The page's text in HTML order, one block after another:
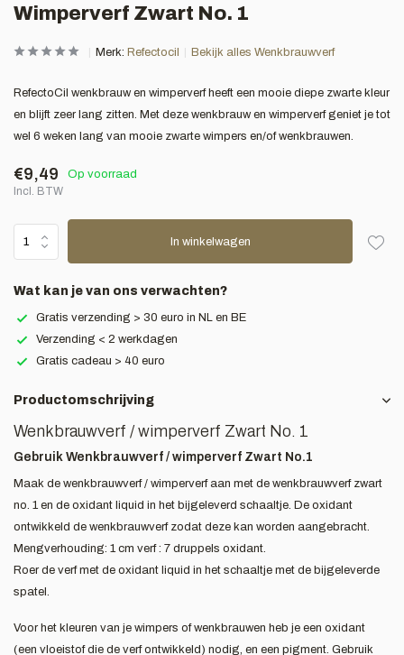
Wimperverf Zwart No. 1
Merk: Refectocil Bekijk alles Wenkbrauwverf
RefectoCil wenkbrauw en wimperverf heeft een mooie diepe zwarte kleur
en blijft zeer lang zitten. Met deze wenkbrauw en wimperverf geniet je tot
wel 6 weken lang van mooie zwarte wimpers en/of wenkbrauwen.
€9,49
Op voorraad
Incl. BTW
In winkelwagen
Wat kan je van ons verwachten?
Gratis verzending > 30 euro in NL en BE
Verzending < 2 werkdagen
Gratis cadeau > 40 euro
Productomschrijving
Wenkbrauwverf / wimperverf Zwart No. 1
Gebruik Wenkbrauwverf / wimperverf Zwart No.1
Maak de wenkbrauwverf / wimperverf aan met de wenkbrauwverf zwart
no. 1 en de oxidant liquid in het bijgeleverd schaaltje. De oxidant
ontwikkeld de wenkbrauwverf zodat deze kan worden aangebracht.
Mengverhouding: 1 cm verf : 7 druppels oxidant.
Roer de verf met de oxidant liquid in het schaaltje met de bijgeleverde
spatel.
Voor het kleuren van je wimpers of wenkbrauwen heb je een oxidant
(een vloeistof die de verf ontwikkeld) nodig, en een pigment. Gebruik